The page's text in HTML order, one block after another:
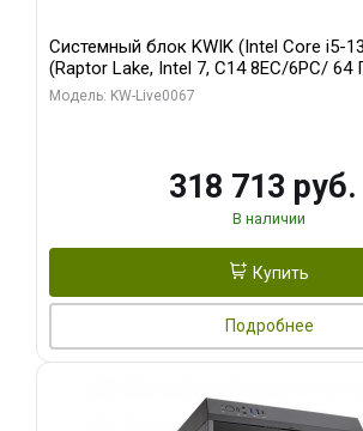
Системный блок KWIK (Intel Core i5-
(Raptor Lake, Intel 7, C14 8EC/6PC/
RTX5080 GAMINGPRO OC 16GB GDDR7
Модель: KW-Live0067
318 713 руб.
В наличии
Купить
Подробнее